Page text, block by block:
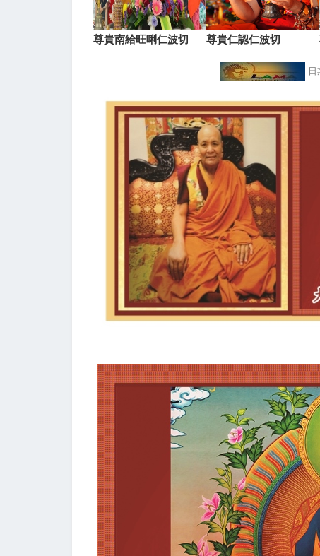
尊貴南給旺唎仁波切 尊貴仁認仁波切